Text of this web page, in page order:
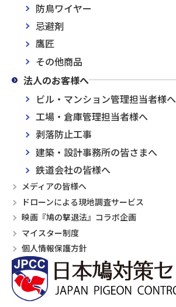
防鳥ワイヤー
忌避剤
鷹匠
その他商品
法人のお客様へ
ビル・マンション管理担当者様へ
工場・倉庫管理担当者様へ
剥落防止工事
建築・設計事務所の皆さまへ
鉄道会社の皆様へ
メディアの皆様へ
ドローンによる現地調査サービス
映画『鳩の撃退法』コラボ企画
マイスター制度
個人情報保護方針